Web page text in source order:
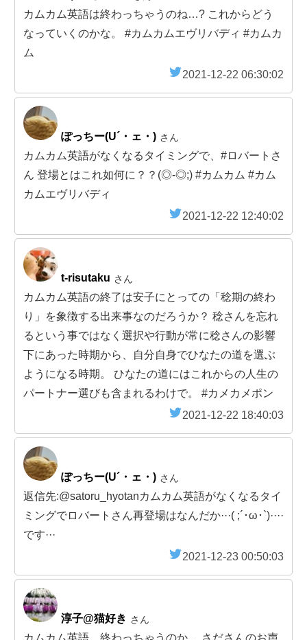
カムカム英語は終わっちゃうのね…? これからどう
なっていくのかな。 #カムカムエヴリバディ #カムカ
ム
2021-12-22 06:30:02
ぽっちー(U´・ェ・) さん
カムカム英語がなくなるタイミングで、#ロバートさ
ん 登場とはこれ如何に？？(◎-◎;) #カムカム #カム
カムエヴリバディ
2021-12-22 12:40:02
t-risutaku さん
カムカム英語の終了は安子にとっての「稔期の終わ
り」を象徴する出来事なのだろうか？ 稔さんを忘れ
るという事ではなく選択や行動が常に稔さんの影響
下にあった時期から、自分自身でひなたの道を選ぶ
ようになる時期。 ひなたの道にはこれからの人生の
パートナー選びも含まれるわけで。 #カメカメポン
2021-12-22 18:40:03
ぽっちー(U´・ェ・) さん
返信先:@satoru_hyotanカムカム英語がなくなるタイ
ミングでロバートさん再登場はなんだか···( ;´･ω･`)····
です···
2021-12-23 00:50:03
淳子@猫好き さん
カムカム英語、終わっちゃうのか… さださんのお声